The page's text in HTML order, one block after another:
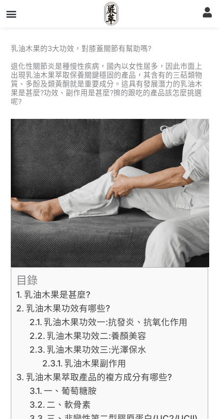
至
乳油木果的3大功效，對膝蓋關節有幫助嗎?
退化性關節炎是種慢性疾病，國內以女性居多，因此市面上
出現乳油木果萃取保養關鍵穩固的產品，其含有的三萜類物
質、多酚及類黃酮就是重要成分。這具有發展潛力的乳油木
果是甚麼?功效、副作用是甚麼?擦的跟吃的產品該怎麼挑選
呢?
目錄
乳油木果是甚麼?
乳油木果功效有哪些?
乳油木果功效一:抗發炎、抗氧化作用
乳油木果功效二:養顏美容
乳油木果功效三:光澤保水
乳油木果副作用
乳油木果萃取產品的複方成分有哪些?
一、葡萄糖胺
二、軟骨素